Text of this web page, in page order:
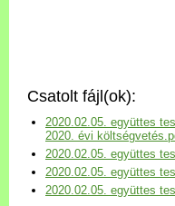
Választási
Versenyképes
Program
Csatolt fájl(ok):
2020.02.05. együttes
2020. évi
2020.02.05. együttes
2020.02.05. együttes
2020.02.05. együttes